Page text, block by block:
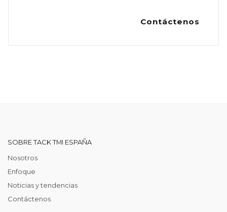
Contáctenos
SOBRE TACK TMI ESPAÑA
Nosotros
Enfoque
Noticias y tendencias
Contáctenos